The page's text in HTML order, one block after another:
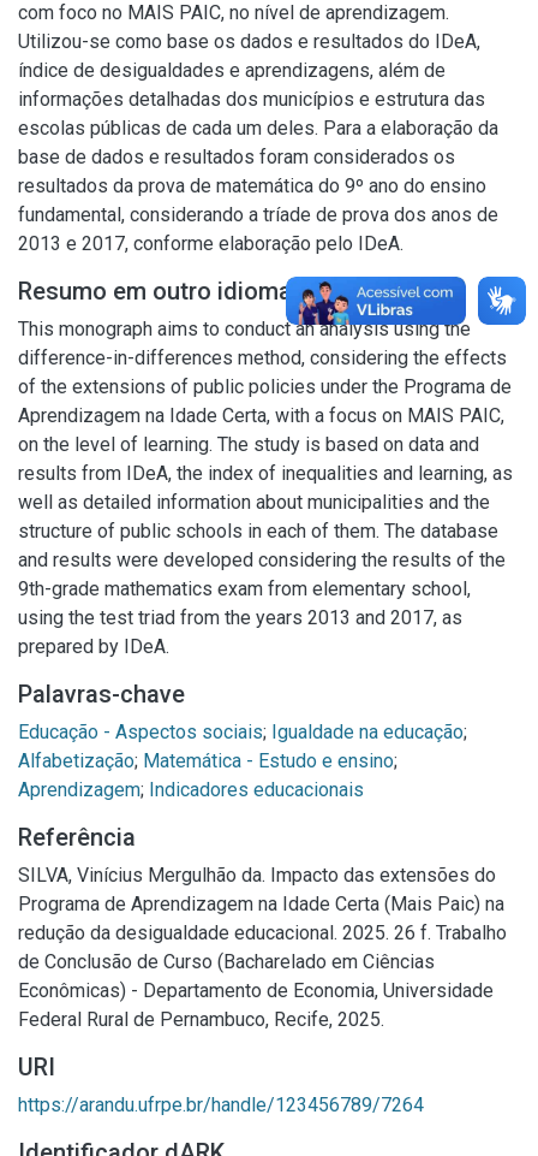
com foco no MAIS PAIC, no nível de aprendizagem.
Utilizou-se como base os dados e resultados do IDeA,
índice de desigualdades e aprendizagens, além de
informações detalhadas dos municípios e estrutura das
escolas públicas de cada um deles. Para a elaboração da
base de dados e resultados foram considerados os
resultados da prova de matemática do 9º ano do ensino
fundamental, considerando a tríade de prova dos anos de
2013 e 2017, conforme elaboração pelo IDeA.
Resumo em outro idioma
This monograph aims to conduct an analysis using the
difference-in-differences method, considering the effects
of the extensions of public policies under the Programa de
Aprendizagem na Idade Certa, with a focus on MAIS PAIC,
on the level of learning. The study is based on data and
results from IDeA, the index of inequalities and learning, as
well as detailed information about municipalities and the
structure of public schools in each of them. The database
and results were developed considering the results of the
9th-grade mathematics exam from elementary school,
using the test triad from the years 2013 and 2017, as
prepared by IDeA.
Palavras-chave
Educação - Aspectos sociais; Igualdade na educação;
Alfabetização; Matemática - Estudo e ensino;
Aprendizagem; Indicadores educacionais
Referência
SILVA, Vinícius Mergulhão da. Impacto das extensões do
Programa de Aprendizagem na Idade Certa (Mais Paic) na
redução da desigualdade educacional. 2025. 26 f. Trabalho
de Conclusão de Curso (Bacharelado em Ciências
Econômicas) - Departamento de Economia, Universidade
Federal Rural de Pernambuco, Recife, 2025.
URI
https://arandu.ufrpe.br/handle/123456789/7264